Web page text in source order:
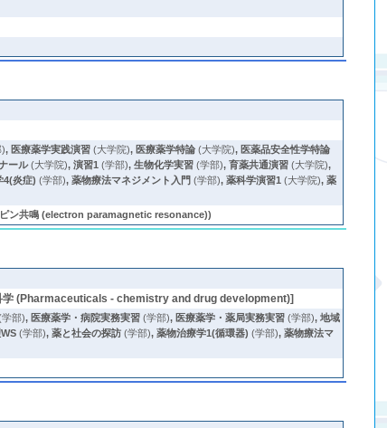
), 医療薬学実践演習 (大学院), 医療薬学特論 (大学院), 医薬品安全性学特論
ール(大学院),演習1 (学部),生物化学実習 (学部),育薬共通演習 (大学院),
4(炎症) (学部),薬物療法マネジメント入門 (学部),薬科学演習1 (大学院),薬
ン共鳴 (electron paramagnetic resonance))
学 (Pharmaceuticals - chemistry and drug development)]
学部), 医療薬学・病院実務実習 (学部), 医療薬学・薬局実務実習 (学部),地域
(学部),薬と社会の探訪 (学部),薬物治療学1(循環器) (学部),薬物療法マ